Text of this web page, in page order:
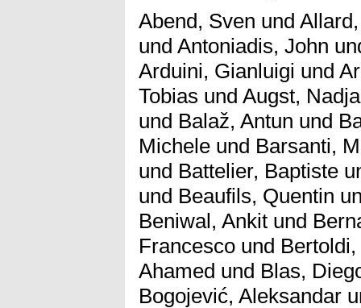
Abend, Sven und
und Antoniadis, John
Arduini, Gianluigi und
Tobias und Augst, Nadja
und Balaž, Antun und
Michele und Barsanti,
und Battelier, Baptiste
und Beaufils, Quentin
Beniwal, Ankit und
Francesco und
Ahamed und Blas,
Bogojević, Aleksandar